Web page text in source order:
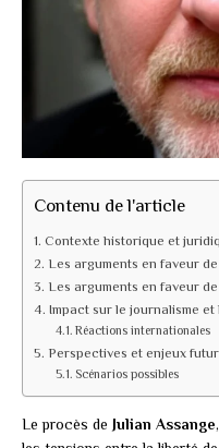
Contenu de l'article
Contexte historique et
Les arguments en faveur
Les arguments en faveur
Impact sur le journalisme et
Réactions internationales
Perspectives et enjeux
Scénarios possibles
Le procès de Julian Assange